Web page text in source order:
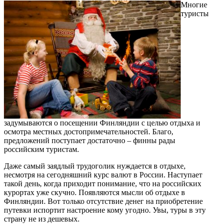
Многие
туристы
задумываются о посещении Финляндии с целью отдыха и
осмотра местных достопримечательностей. Благо,
предложений поступает достаточно – финны рады
российским туристам.
Даже самый заядлый трудоголик нуждается в отдыхе,
несмотря на сегодняшний курс валют в России. Наступает
такой день, когда приходит понимание, что на российских
курортах уже скучно. Появляются мысли об отдыхе в
Финляндии. Вот только отсутствие денег на приобретение
путевки испортит настроение кому угодно. Увы, туры в эту
страну не из дешевых.